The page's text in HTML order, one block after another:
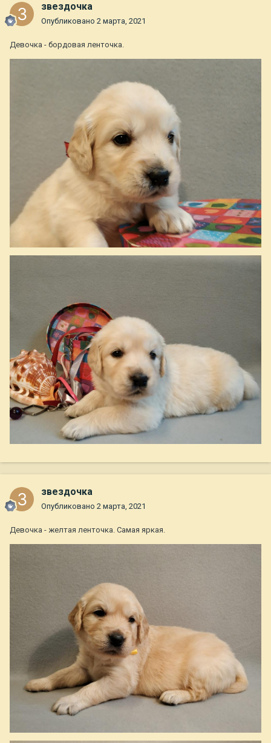
звездочка
Опубликовано 2 марта, 2021
Девочка - бордовая ленточка.
звездочка
Опубликовано 2 марта, 2021
Девочка - желтая ленточка. Самая яркая.